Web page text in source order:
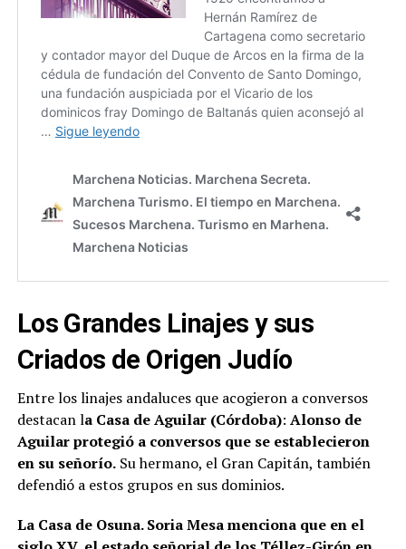
Los Grandes Linajes y sus
Criados de Origen Judío
Entre los linajes andaluces que acogieron a conversos
destacan la Casa de Aguilar (Córdoba): Alonso de
Aguilar protegió a conversos que se establecieron
en su señorío.Su hermano, el Gran Capitán, también
defendió a estos grupos en sus dominios.
La Casa de Osuna. Soria Mesa menciona que en el